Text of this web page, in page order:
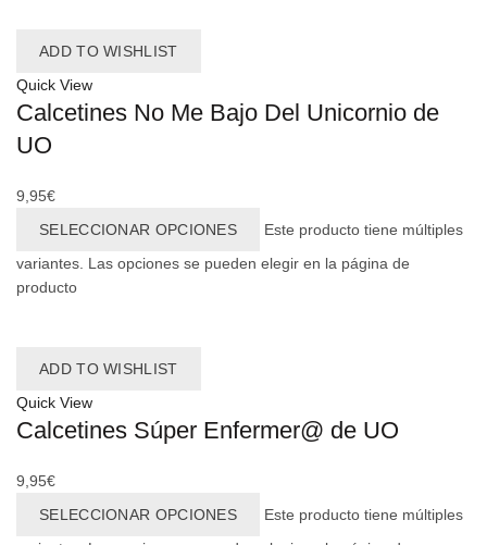
ADD TO WISHLIST
Quick View
Calcetines No Me Bajo Del Unicornio de
UO
9,95€
SELECCIONAR OPCIONES
Este producto tiene múltiples
variantes. Las opciones se pueden elegir en la página de
producto
ADD TO WISHLIST
Quick View
Calcetines Súper Enfermer@ de UO
9,95€
SELECCIONAR OPCIONES
Este producto tiene múltiples